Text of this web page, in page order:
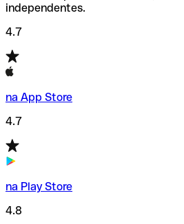
independentes.
4.7
na App Store
4.7
na Play Store
4.8